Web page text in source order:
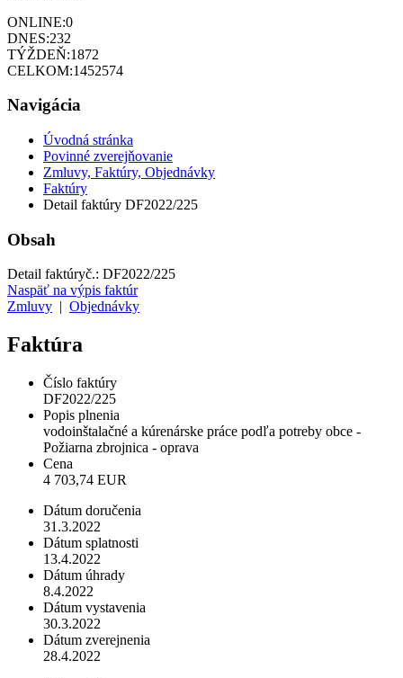
ONLINE:0
DNES:232
TÝŽDEŇ:1872
CELKOM:1452574
Navigácia
Úvodná stránka
Povinné zverejňovanie
Zmluvy, Faktúry, Objednávky
Faktúry
Detail faktúry DF2022/225
Obsah
Detail faktúryč.: DF2022/225
Naspäť na výpis faktúr
Zmluvy
Objednávky
Faktúra
Číslo faktúry
DF2022/225
Popis plnenia
vodoinštalačné a kúrenárske práce podľa potreby obce -
Požiarna zbrojnica - oprava
Cena
4 703,74 EUR
Dátum doručenia
31.3.2022
Dátum splatnosti
13.4.2022
Dátum úhrady
8.4.2022
Dátum vystavenia
30.3.2022
Dátum zverejnenia
28.4.2022